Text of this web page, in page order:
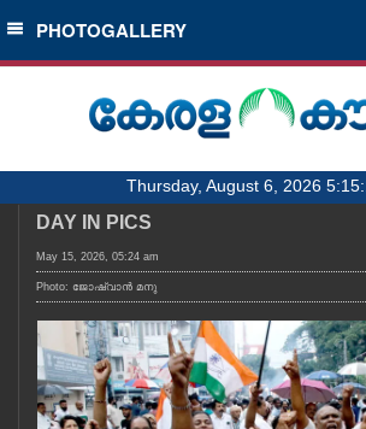
SECTIONS
HOME
NOTIFIED NEWS
KERALA
LOCAL
OBITUARY
PHOTOGALLERY
Thursday, August 6, 2026
DAY IN PICS
May 15, 2026, 05:24 am
Photo: ജോഷ്‌വാൻ മനു